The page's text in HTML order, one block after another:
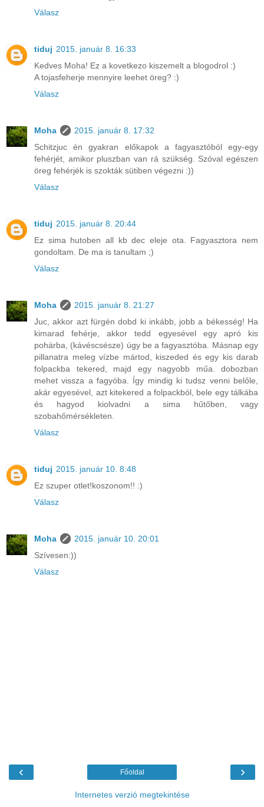
Válasz
tiduj 2015. január 8. 16:33
Kedves Moha! Ez a kovetkezo kiszemelt a blogodrol :)
A tojasfeherje mennyire leehet öreg? :)
Válasz
Moha
2015. január 8. 17:32
Schitzjuc én gyakran előkapok a fagyasztóból egy-egy
fehérjét, amikor pluszban van rá szükség. Szóval egészen
öreg fehérjék is szokták sütiben végezni :))
Válasz
tiduj 2015. január 8. 20:44
Ez sima hutoben all kb dec eleje ota. Fagyasztora nem
gondoltam. De ma is tanultam ;)
Válasz
Moha
2015. január 8. 21:27
Juc, akkor azt fürgén dobd ki inkább, jobb a békesség! Ha
kimarad fehérje, akkor tedd egyesével egy apró kis
pohárba, (kávéscsésze) úgy be a fagyasztóba. Másnap egy
pillanatra meleg vízbe mártod, kiszeded és egy kis darab
folpackba tekered, majd egy nagyobb műa. dobozban
mehet vissza a fagyóba. Így mindig ki tudsz venni belőle,
akár egyesével, azt kitekered a folpackból, bele egy tálkába
és hagyod kiolvadni a sima hűtőben, vagy
szobahőmérsékleten.
Válasz
tiduj 2015. január 10. 8:48
Ez szuper otlet!koszonom!! :)
Válasz
Moha
2015. január 10. 20:01
Szívesen:))
Válasz
‹ ›
Főoldal
Internetes verzió megtekintése